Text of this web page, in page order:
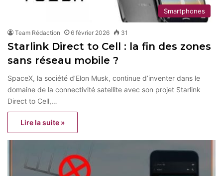
Smartphones
Team Rédaction 6 février 2026 31
Starlink Direct to Cell : la fin des zones
sans réseau mobile ?
SpaceX, la société d’Elon Musk, continue d’inventer dans le
domaine de la connectivité satellite avec son projet Starlink
Direct to Cell,…
Lire la suite »